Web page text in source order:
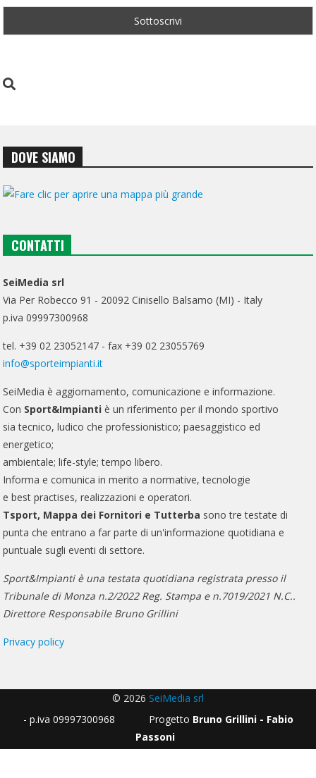
DOVE SIAMO
CONTATTI
SeiMedia srl
Via Per Robecco 91 - 20092 Cinisello Balsamo (MI) - Italy
p.iva 09997300968
tel. +39 02 23052147 - fax +39 02 23055769
info@sporteimpianti.it
SeiMedia è aggiornamento, comunicazione e informazione.
Con Sport&Impianti è un riferimento per il mondo sportivo
sia tecnico, ludico che professionistico; paesaggistico ed
energetico;
ambientale; life-style; tempo libero.
Informa e comunica in merito a normative, tecnologie
e best practises, realizzazioni e operatori.
Tsport, Mappa dei Fornitori e Tutterba sono tre testate di
punta che entrano a far parte di un'informazione quotidiana e
puntuale sugli eventi di settore.
Sport&Impianti è una testata quotidiana registrata presso il
Tribunale di Monza n.2/2022 Reg. Stampa e n.7019/2021 N.C..
Direttore Responsabile Bruno Grillini
Privacy policy
© 2026 SeiMedia srl
- p.iva 09997300968 Progetto Bruno Grillini - Fabio
Passoni